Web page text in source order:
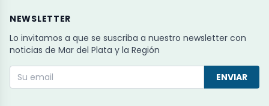
NEWSLETTER
Lo invitamos a que se suscriba a nuestro newsletter con
noticias de Mar del Plata y la Región
ENVIAR